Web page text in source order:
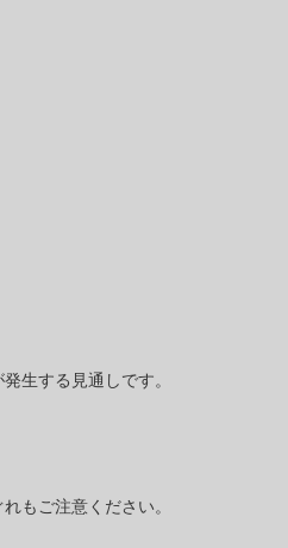
生する見通しです。
もご注意ください。